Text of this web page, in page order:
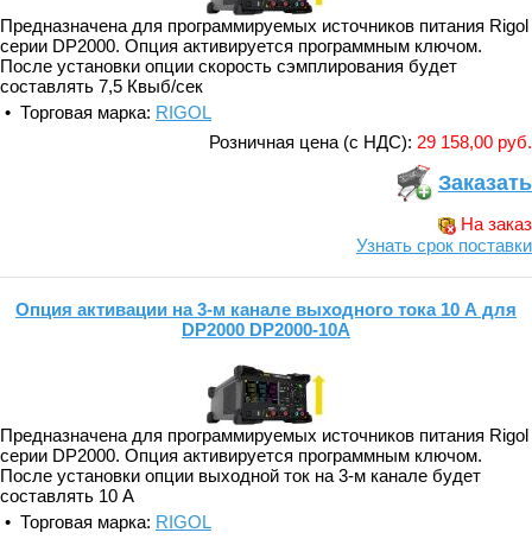
Предназначена для программируемых источников питания Rigol
серии DP2000. Опция активируется программным ключом.
После установки опции скорость сэмплирования будет
составлять 7,5 Квыб/сек
• Торговая марка: RIGOL
Розничная цена (с НДС): 29 158,00 руб.
Заказать
На заказ
Узнать срок поставки
Опция активации на 3-м канале выходного тока 10 А для
DP2000 DP2000-10A
Предназначена для программируемых источников питания Rigol
серии DP2000. Опция активируется программным ключом.
После установки опции выходной ток на 3-м канале будет
составлять 10 А
• Торговая марка: RIGOL